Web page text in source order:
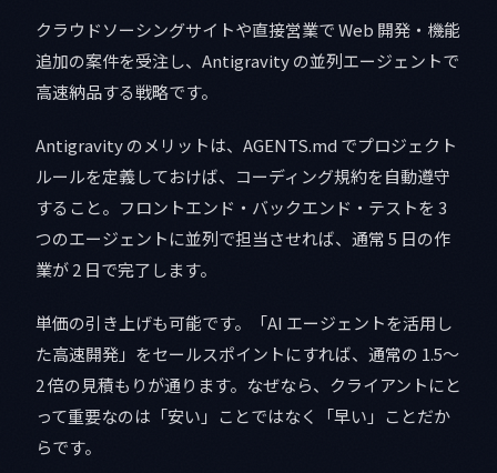
クラウドソーシングサイトや直接営業で Web 開発・機能
追加の案件を受注し、Antigravity の並列エージェントで
高速納品する戦略です。
Antigravity のメリットは、AGENTS.md でプロジェクト
ルールを定義しておけば、コーディング規約を自動遵守
すること。フロントエンド・バックエンド・テストを 3
つのエージェントに並列で担当させれば、通常 5 日の作
業が 2 日で完了します。
単価の引き上げも可能です。「AI エージェントを活用し
た高速開発」をセールスポイントにすれば、通常の 1.5〜
2 倍の見積もりが通ります。なぜなら、クライアントにと
って重要なのは「安い」ことではなく「早い」ことだか
らです。